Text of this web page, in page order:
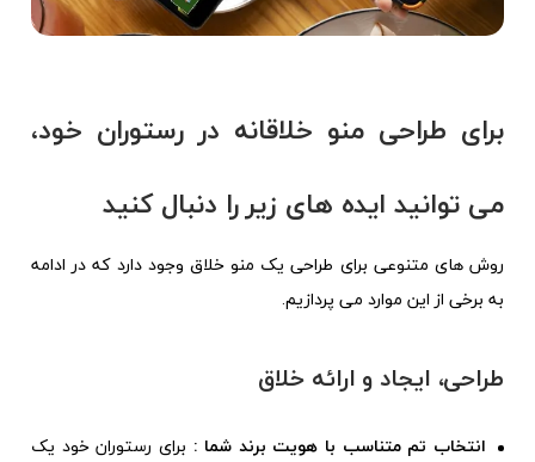
برای طراحی منو خلاقانه در رستوران خود،
می توانید ایده های زیر را دنبال کنید
روش های متنوعی برای طراحی یک منو خلاق وجود دارد که در ادامه
به برخی از این موارد می پردازیم.
طراحی، ایجاد و ارائه خلاق
انتخاب تم متناسب با هویت برند شما : برای رستوران خود یک